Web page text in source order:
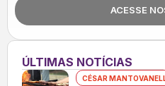
ACESSE
ÚLTIMAS NOTÍCIAS
CÉSAR